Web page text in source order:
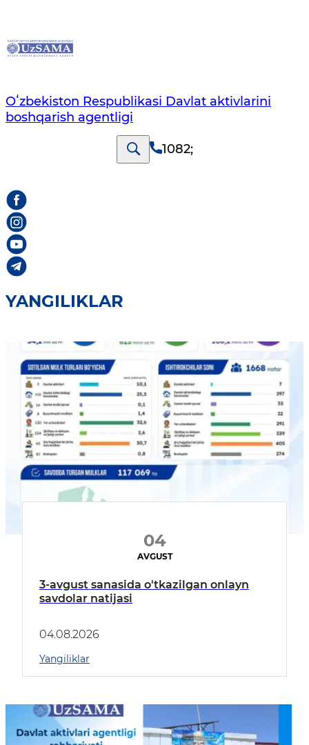
Oʻzbekiston Respublikasi Davlat aktivlarini
boshqarish agentligi
1082;
YANGILIKLAR
04
AVGUST
3-avgust sanasida o'tkazilgan onlayn
savdolar natijasi
04.08.2026
Yangiliklar